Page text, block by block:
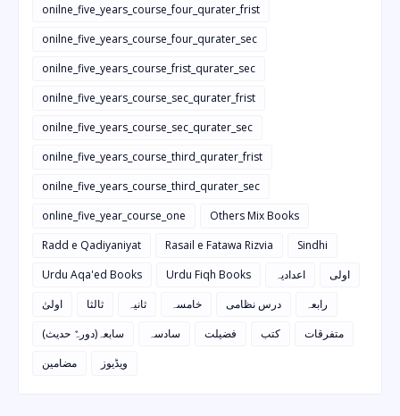
onilne_five_years_course_four_qurater_frist
onilne_five_years_course_four_qurater_sec
onilne_five_years_course_frist_qurater_sec
onilne_five_years_course_sec_qurater_frist
onilne_five_years_course_sec_qurater_sec
onilne_five_years_course_third_qurater_frist
onilne_five_years_course_third_qurater_sec
online_five_year_course_one
Others Mix Books
Radd e Qadiyaniyat
Rasail e Fatawa Rizvia
Sindhi
Urdu Aqa'ed Books
Urdu Fiqh Books اعدادیہ
اولی
اولیٰ
ثالثا ثانیہ خامسہ درس نظامی
رابعہ
سابعہ(دورہٌ حدیث)
سادسہ فضیلت کتب
متفرقات
مضامین
ویڈیوز